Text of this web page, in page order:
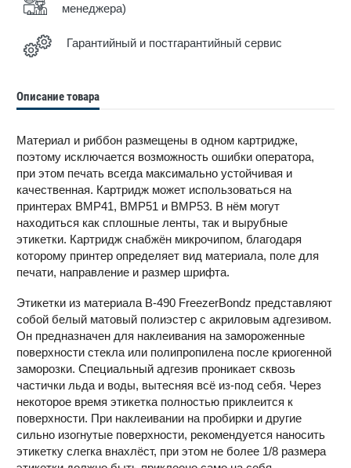
менеджера)
Гарантийный и постгарантийный сервис
Описание товара
Материал и риббон размещены в одном картридже,
поэтому исключается возможность ошибки оператора,
при этом печать всегда максимально устойчивая и
качественная. Картридж может использоваться на
принтерах BMP41, BMP51 и BMP53. В нём могут
находиться как сплошные ленты, так и вырубные
этикетки. Картридж снабжён микрочипом, благодаря
которому принтер определяет вид материала, поле для
печати, направление и размер шрифта.
Этикетки из материала B-490 FreezerBondz представляют
собой белый матовый полиэстер с акриловым адгезивом.
Он предназначен для наклеивания на замороженные
поверхности стекла или полипропилена после криогенной
заморозки. Специальный адгезив проникает сквозь
частички льда и воды, вытесняя всё из-под себя. Через
некоторое время этикетка полностью приклеится к
поверхности. При наклеивании на пробирки и другие
сильно изогнутые поверхности, рекомендуется наносить
этикетку слегка внахлёст, при этом не более 1/8 размера